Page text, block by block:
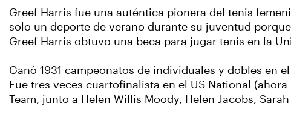
Greef Harris fue una auténtica pionera del tenis
solo un deporte de verano durante su juventud
Greef Harris obtuvo una beca para jugar tenis en la
Ganó 1931 campeonatos de individuales y dobles en
Fue tres veces cuartofinalista en el US National
Team, junto a Helen Willis Moody, Helen Jacobs,